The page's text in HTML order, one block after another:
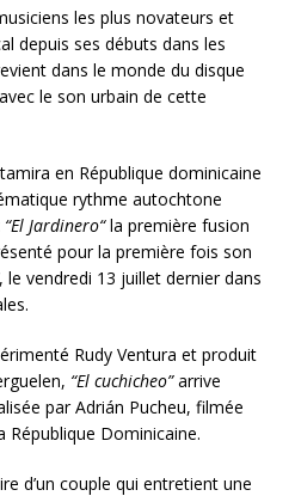
les plus novateurs et
depuis ses débuts dans les
dans le monde du disque
le son urbain de cette
en République dominicaine
rythme autochtone
“El Jardinero“la première fusion
pour la première fois son
, le vendredi 13 juillet dernier dans
Rudy Ventura et produit
“El cuchicheo”arrive
par Adrián Pucheu, filmée
République Dominicaine.
d’un couple qui entretient une